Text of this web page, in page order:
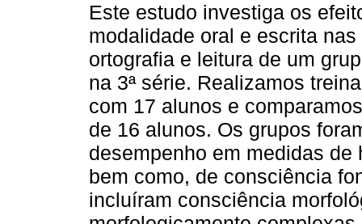
Este estudo investiga os
modalidade oral e escrita
ortografia e leitura de um
na 3ª série. Realizamos
com 17 alunos e
de 16 alunos. Os grupos
desempenho em medidas
bem como, de consciência
incluíram consciência